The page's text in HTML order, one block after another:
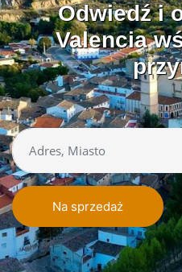
Odwiedź i
Valencia
Na sprzedaż